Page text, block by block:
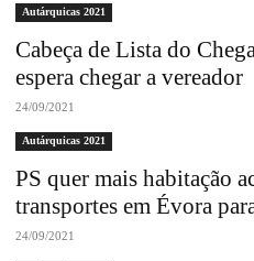
Autárquicas 2021
Cabeça de Lista do
espera chegar a vereador
24/09/2021
Autárquicas 2021
PS quer mais habitação
transportes em Évora
24/09/2021